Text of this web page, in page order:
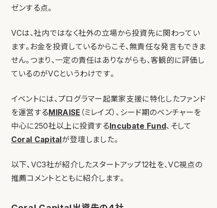
ゼンする点。
VCは、社内ではなく社外の立場から投資先に関わってい
ます。お金を投資しているからこそ、無責任な発言もできま
せん。つまり、一定の責任はありながらも、客観的に評価し
ているのがVCというわけです。
イベントには、プログラマー起業家支援に特化したファンド
を運営する MIRAISE （ミレイズ）、シード期のベンチャーを
中心に250社以上に投資する Incubate Fund 、そして
Coral Capital が登壇しました。
以下、VC3社が紹介したスタートアップ12社を、VC視点の
推薦コメントとともに紹介します。